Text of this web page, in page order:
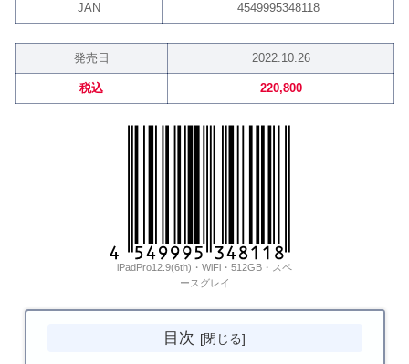
JAN 4549995348118
発売日 2022.10.26
税込 220,800
iPadPro12.9(6th)・WiFi・512GB・スペ
ースグレイ
目次